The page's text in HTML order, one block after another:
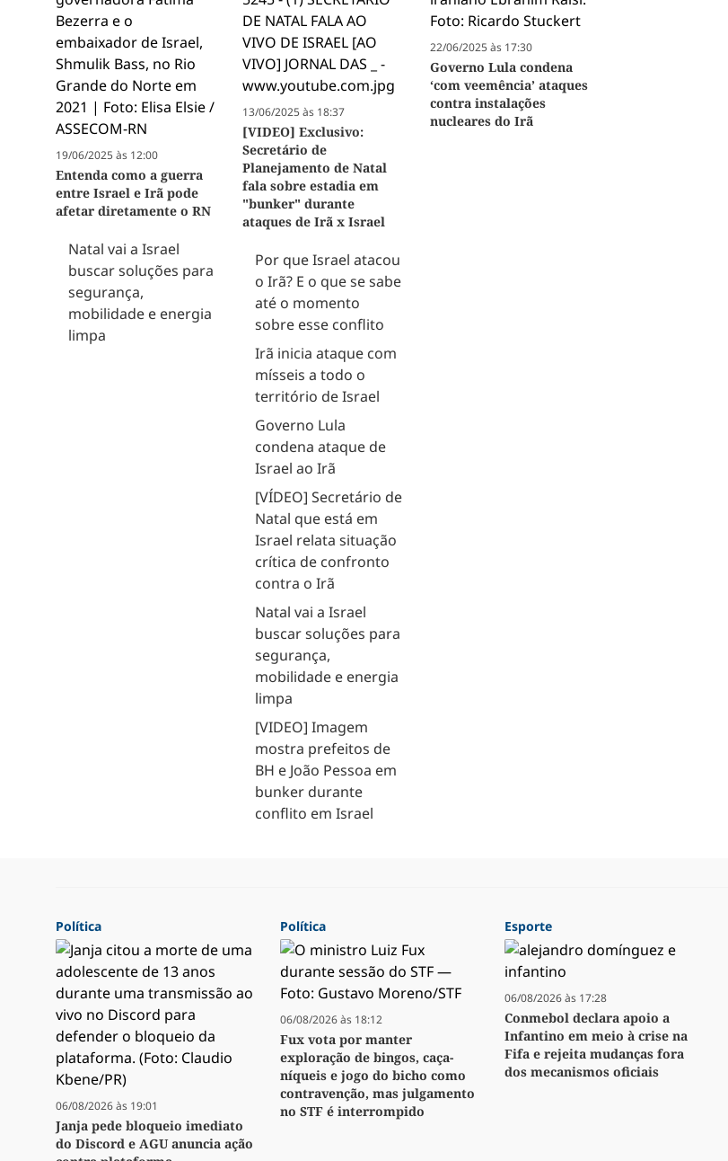
19/06/2025 às 12:00
Entenda como a guerra
entre Israel e Irã pode
afetar diretamente o RN
Natal vai a Israel
buscar soluções para
segurança,
mobilidade e energia
limpa
13/06/2025 às 18:37
[VIDEO] Exclusivo:
Secretário de
Planejamento de Natal
fala sobre estadia em
"bunker" durante
ataques de Irã x Israel
Por que Israel atacou
o Irã? E o que se sabe
até o momento
sobre esse conflito
Irã inicia ataque com
mísseis a todo o
território de Israel
Governo Lula
condena ataque de
Israel ao Irã
[VÍDEO] Secretário de
Natal que está em
Israel relata situação
crítica de confronto
contra o Irã
Natal vai a Israel
buscar soluções para
segurança,
mobilidade e energia
limpa
[VIDEO] Imagem
mostra prefeitos de
BH e João Pessoa em
bunker durante
conflito em Israel
22/06/2025 às 17:30
Governo Lula condena
‘com veemência’ ataques
contra instalações
nucleares do Irã
Política
06/08/2026 às 19:01
Janja pede bloqueio imediato
do Discord e AGU anuncia ação
Política
06/08/2026 às 18:12
Fux vota por manter
exploração de bingos, caça-
níqueis e jogo do bicho como
contravenção, mas julgamento
no STF é interrompido
Esporte
06/08/2026 às 17:28
Conmebol declara apoio a
Infantino em meio à crise na
Fifa e rejeita mudanças fora
dos mecanismos oficiais